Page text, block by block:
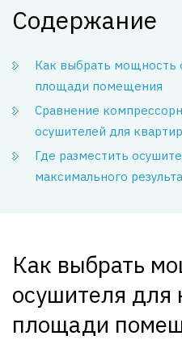
Содержание
Как выбрать мощность
площади помещения
Сравнение
осушителей для
Где разместить
максимального
Как выбрать
осушителя для
площади